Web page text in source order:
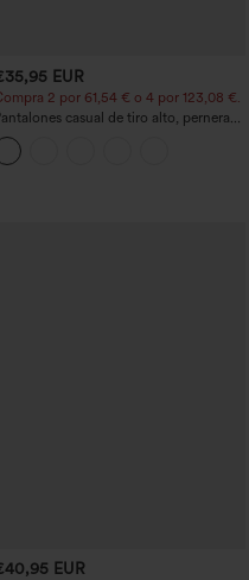
EUR
2 por 61,54 € o 4 por 123,08 €.
casual de tiro alto, pernera
ancha y corte holgado, con bolsillos
EUR